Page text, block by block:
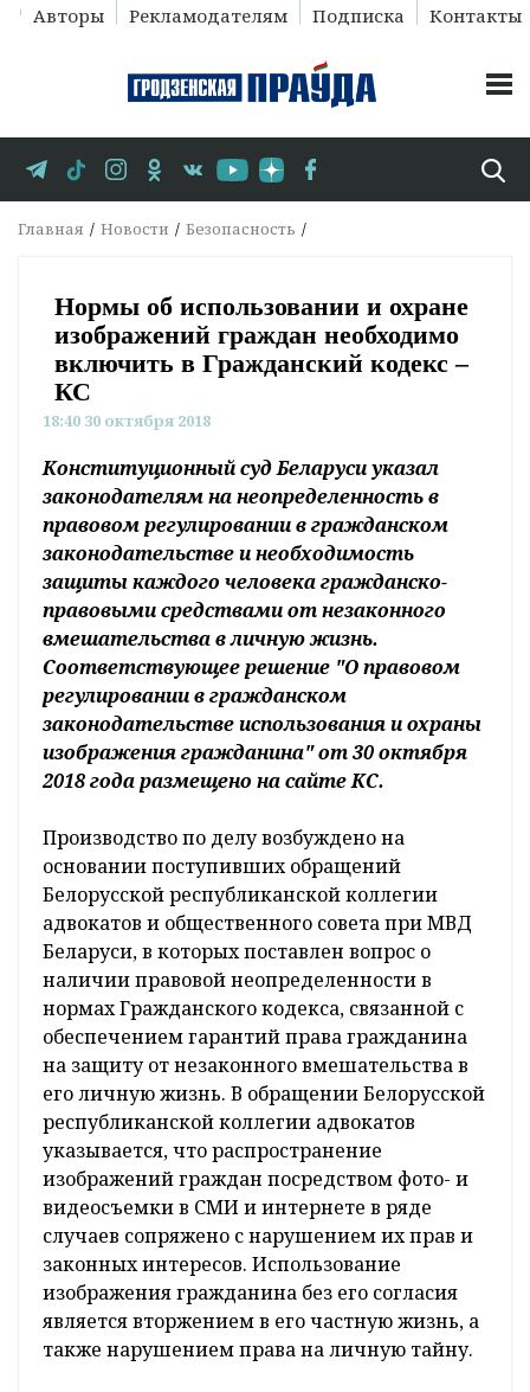
Авторы Рекламодателям Подписка Контакты
Главная Новости Безопасность
Нормы об использовании и охране
изображений граждан необходимо
включить в Гражданский кодекс –
КС
18:40 30 октября 2018
Конституционный суд Беларуси указал
законодателям на неопределенность в
правовом регулировании в гражданском
законодательстве и необходимость
защиты каждого человека гражданско-
правовыми средствами от незаконного
вмешательства в личную жизнь.
Соответствующее решение "О правовом
регулировании в гражданском
законодательстве использования и охраны
изображения гражданина" от 30 октября
2018 года размещено на сайте КС.
Производство по делу возбуждено на
основании поступивших обращений
Белорусской республиканской коллегии
адвокатов и общественного совета при МВД
Беларуси, в которых поставлен вопрос о
наличии правовой неопределенности в
нормах Гражданского кодекса, связанной с
обеспечением гарантий права гражданина
на защиту от незаконного вмешательства в
его личную жизнь. В обращении Белорусской
республиканской коллегии адвокатов
указывается, что распространение
изображений граждан посредством фото- и
видеосъемки в СМИ и интернете в ряде
случаев сопряжено с нарушением их прав и
законных интересов. Использование
изображения гражданина без его согласия
является вторжением в его частную жизнь, а
также нарушением права на личную тайну.